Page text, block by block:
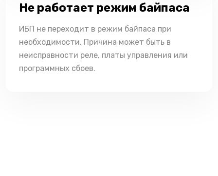
Не работает режим байпаса
ИБП не переходит в режим байпаса при
необходимости. Причина может быть в
неисправности реле, платы управления или
программных сбоев.